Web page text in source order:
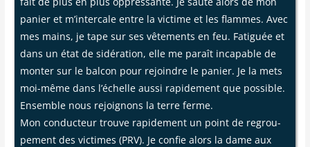
panier et m’intercale entre la vic­time et les flammes. Avec
mes mains, je tape sur ses vête­ments en feu. Fati­guée et
dans un état de sidé­ra­tion, elle me paraît inca­pable de
mon­ter sur le bal­con pour rejoindre le panier. Je la mets
moi-même dans l’échelle aus­si rapi­de­ment que pos­sible.
Ensemble nous rejoi­gnons la terre ferme.
Mon conduc­teur trouve rapi­de­ment un point de regrou­
pe­ment des vic­times (PRV). Je confie alors la dame aux